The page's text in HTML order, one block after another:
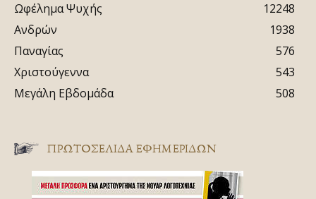
Ωφέλημα Ψυχής
12248
Ανδρών
1938
Παναγίας
576
Χριστούγεννα
543
Μεγάλη Εβδομάδα
508
ΠΡΩΤΟΣΈΛΙΔΑ ΕΦΗΜΕΡΊΔΩΝ